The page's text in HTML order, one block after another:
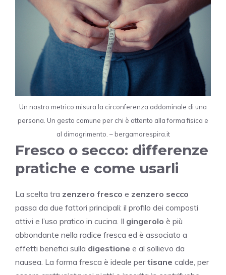
Un nastro metrico misura la circonferenza addominale di una
persona. Un gesto comune per chi è attento alla forma fisica e
al dimagrimento. – bergamorespira.it
Fresco o secco: differenze
pratiche e come usarli
La scelta tra zenzero fresco e zenzero secco
passa da due fattori principali: il profilo dei composti
attivi e l’uso pratico in cucina. Il gingerolo è più
abbondante nella radice fresca ed è associato a
effetti benefici sulla digestione e al sollievo da
nausea. La forma fresca è ideale pertisane calde, per